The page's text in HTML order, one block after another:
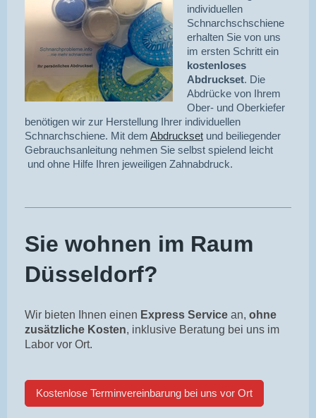
individuellen
Schnarchschschiene
erhalten Sie von uns
im ersten Schritt ein
kostenloses
Abdruckset. Die
Abdrücke von Ihrem
Ober- und Oberkiefer
benötigen wir zur Herstellung Ihrer individuellen
Schnarchschiene. Mit dem Abdruckset und beiliegender
Gebrauchsanleitung nehmen Sie selbst spielend leicht
und ohne Hilfe Ihren jeweiligen Zahnabdruck.
Sie wohnen im Raum
Düsseldorf?
Wir bieten Ihnen einen Express Service an, ohne
zusätzliche Kosten, inklusive Beratung bei uns im
Labor vor Ort.
Kostenlose Terminvereinbarung bei uns vor Ort